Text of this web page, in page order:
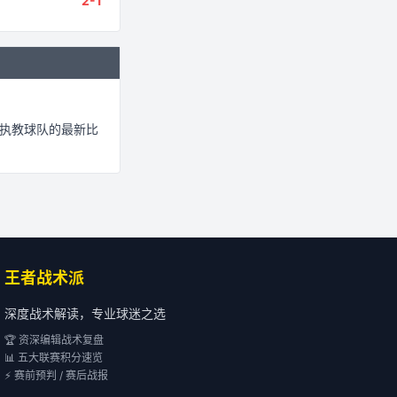
执教球队的最新比
王者战术派
深度战术解读，专业球迷之选
🏆 资深编辑战术复盘
📊 五大联赛积分速览
⚡ 赛前预判 / 赛后战报